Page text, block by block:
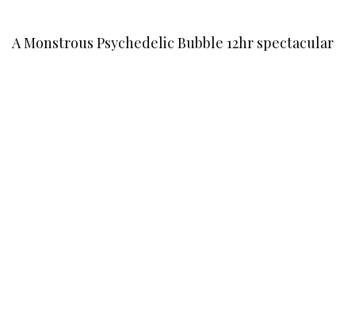
A Monstrous Psychedelic Bubble 12hr spectacular